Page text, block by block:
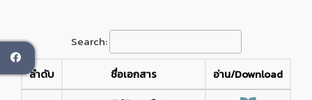
Search:
ลำดับ ชื่อเอกสาร
อ่าน/Download